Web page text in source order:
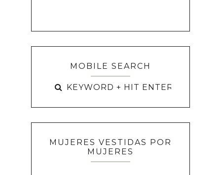
MOBILE SEARCH
MUJERES VESTIDAS POR
MUJERES